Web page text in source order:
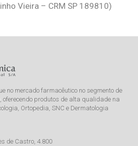
Vieira – CRM SP 189810)
no mercado farmacêutico no segmento de
oferecendo produtos de alta qualidade na
Ortopedia, SNC e Dermatologia
de Castro, 4.800